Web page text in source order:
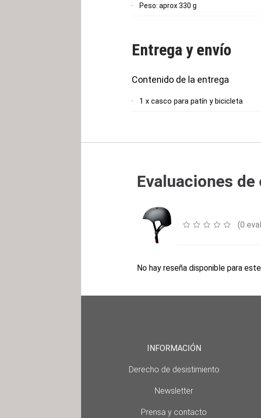
Peso: aprox 330 g
Entrega y envío
Contenido de la entrega
1 x casco para patín y bicicleta
Evaluaciones
(0
No hay reseña disponible para
INFORMACIÓN
Derecho de desistimiento
Newsletter
Prensa y contacto